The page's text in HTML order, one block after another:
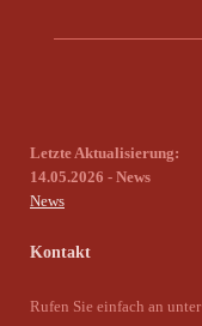
Letzte Aktualisierung:
14.05.2026 - News
News
Kontakt
Rufen Sie einfach an unter